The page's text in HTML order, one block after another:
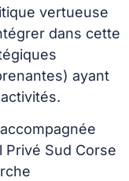
vertueuse
dans cette
ayant
Privé Sud Corse